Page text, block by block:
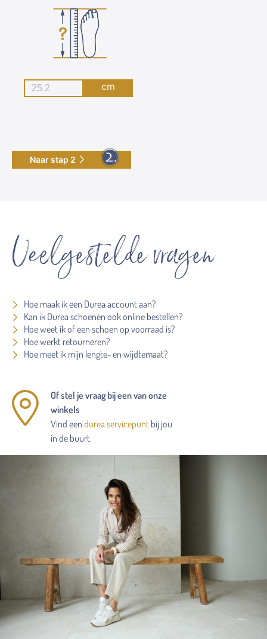
cm
Naar stap 2
Veelgestelde vragen
Hoe maak ik een Durea account aan?
Kan ik Durea schoenen ook online bestellen?
Hoe weet ik of een schoen op voorraad is?
Hoe werkt retourneren?
Hoe meet ik mijn lengte- en wijdtemaat?
Of stel je vraag bij een van onze
winkels
Vind een durea servicepunt bij jou
in de buurt.